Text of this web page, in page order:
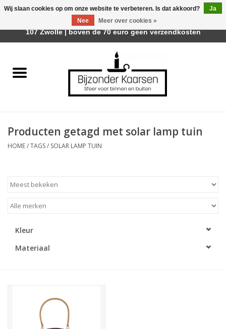
Räder Design Stories
Geurkaarsen
LED Kaarsen
Relatiegeschenken & Bedankjes
Producten getagd met solar lamp tuin
HOME/TAGS/ SOLAR LAMP TUIN
Kleur
Materiaal
Wij slaan cookies op om onze website te verbeteren. Is dat akkoord?
Ja
Nee
Meer over cookies »
Afhalen is mogelijk bij Trotz Woon & Cadeau | Belvederelaan
107 Zwolle | boven de 70 euro geen verzendkosten